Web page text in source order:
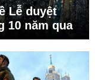
Lễ duyệt
10 năm qua